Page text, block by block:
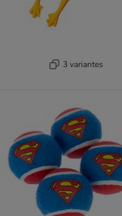
3 variantes